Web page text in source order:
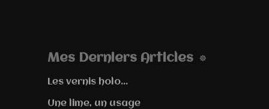
Mes Derniers Articles
Les vernis holo...
Une lime, un usage